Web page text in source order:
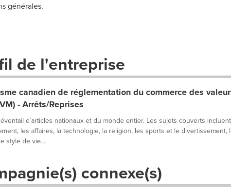
générales.
de l'entreprise
canadien de réglementation du commerce des
- Arrêts/Reprises
d´articles nationaux et du monde entier. Les sujets couverts
les affaires, la technologie, la religion, les sports et le divertissement,
style de vie....
connexe(s)